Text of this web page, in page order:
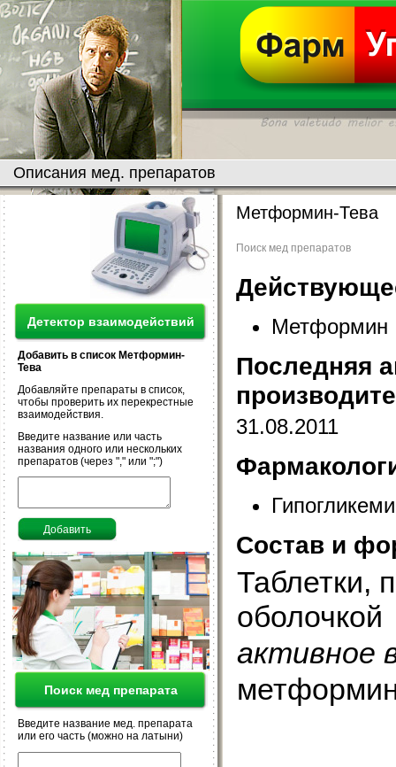
Описания мед. препаратов
Детектор взаимодействий
Добавить в список Метформин-
Тева
Добавляйте препараты в список,
чтобы проверить их перекрестные
взаимодействия.
Введите название или часть
названия одного или нескольких
препаратов (через "," или ";")
Поиск мед препарата
Введите название мед. препарата
или его часть (можно на латыни)
Метформин-Тева
Поиск мед препаратов
Метформин
Последняя
31.08.2011
Состав и
Таблетки,
оболочкой
активное